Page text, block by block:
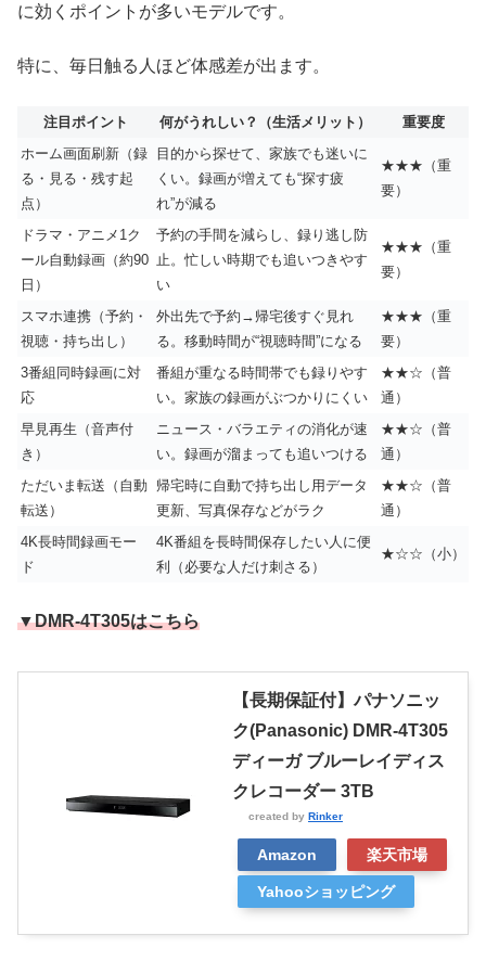
に効くポイントが多いモデルです。
特に、毎日触る人ほど体感差が出ます。
注目ポイント 何がうれしい？（生活メリット）
重要度
ホーム画面刷新（録
る・見る・残す起
点）
目的から探せて、家族でも迷いに
くい。録画が増えても“探す疲
れ”が減る
★★★（重
要）
ドラマ・アニメ1ク
ール自動録画（約90
日）
予約の手間を減らし、録り逃し防
止。忙しい時期でも追いつきやす
い
★★★（重
要）
スマホ連携（予約・
視聴・持ち出し）
外出先で予約→帰宅後すぐ見れ
る。移動時間が“視聴時間”になる
★★★（重
要）
3番組同時録画に対
応
番組が重なる時間帯でも録りやす
い。家族の録画がぶつかりにくい
★★☆（普
通）
早見再生（音声付
き）
ニュース・バラエティの消化が速
い。録画が溜まっても追いつける
★★☆（普
通）
ただいま転送（自動
転送）
帰宅時に自動で持ち出し用データ
更新、写真保存などがラク
★★☆（普
通）
4K長時間録画モー
ド
4K番組を長時間保存したい人に便
利（必要な人だけ刺さる）
★☆☆（小）
▼DMR-4T305はこちら
【長期保証付】パナソニッ
ク(Panasonic) DMR-4T305
ディーガ ブルーレイディス
クレコーダー 3TB
created by Rinker
Amazon 楽天市場
Yahooショッピング